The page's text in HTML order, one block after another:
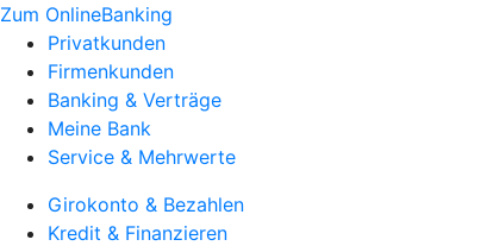
Zum OnlineBanking
Privatkunden
Firmenkunden
Banking & Verträge
Meine Bank
Service & Mehrwerte
Girokonto & Bezahlen
Kredit & Finanzieren